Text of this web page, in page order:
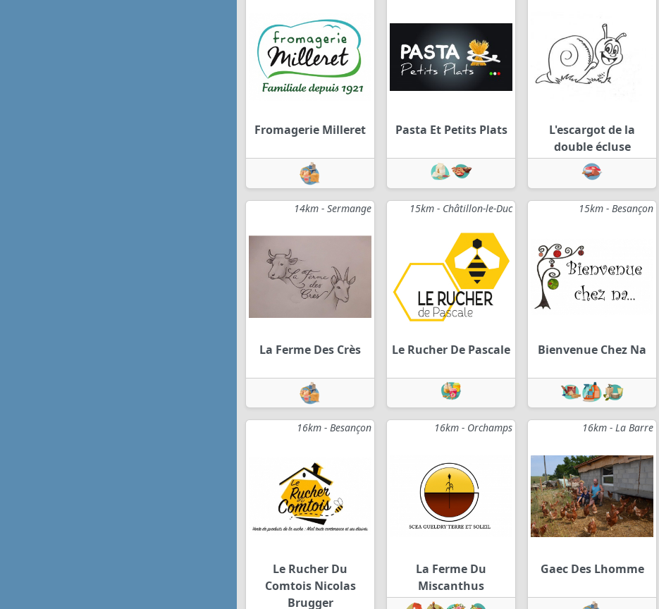
Fromagerie Milleret Pasta Et Petits Plats
L'escargot de la
double écluse
14km - Sermange
La Ferme Des Crès
15km - Châtillon-le-Duc
Le Rucher De Pascale
15km - Besançon
Bienvenue Chez Na
16km - Besançon
Le Rucher Du
Comtois Nicolas
Brugger
16km - Orchamps
La Ferme Du
Miscanthus
16km - La Barre
Gaec Des Lhomme